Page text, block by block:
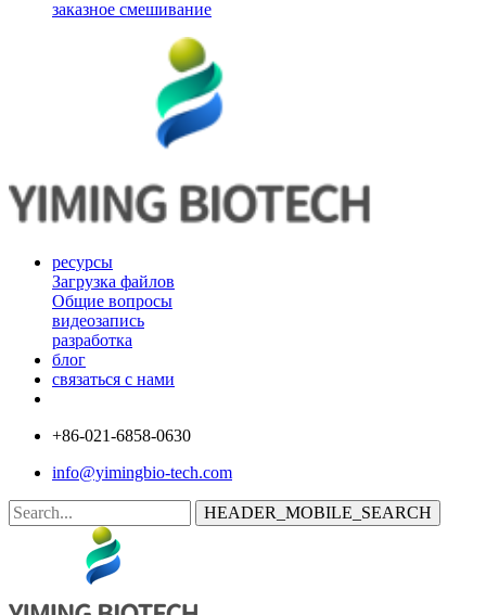
заказное смешивание
ресурсы
Загрузка файлов
Общие вопросы
видеозапись
разработка
блог
связаться с нами
+86-021-6858-0630
info@yimingbio-tech.com
HEADER_MOBILE_SEARCH